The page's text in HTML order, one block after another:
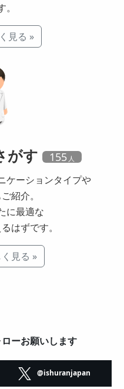
見る »
がす 155
ケーションタイプや
紹介。
に最適な
はずです。
見る »
ーお願いします
@ishuranjapan